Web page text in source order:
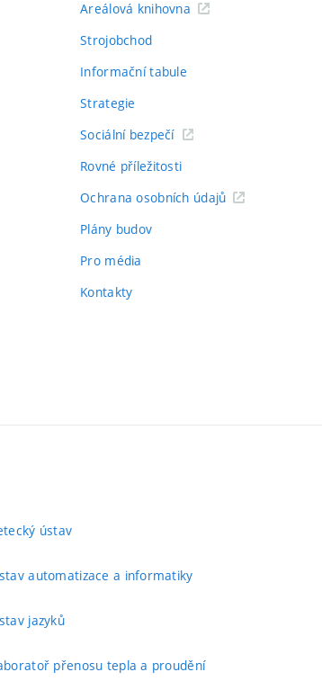
Areálová knihovna
Strojobchod
Informační tabule
Strategie
Sociální bezpečí
Rovné příležitosti
Ochrana osobních údajů
Plány budov
Pro média
Kontakty
ústav
automatizace a informatiky
jazyků
přenosu tepla a proudění